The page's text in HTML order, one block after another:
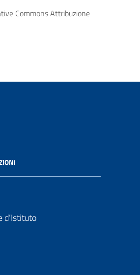
Commons Attribuzione
d’Istituto